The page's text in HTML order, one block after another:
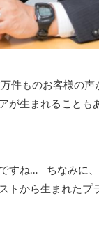
件ものお客様の
が生まれることも
すね… ちなみに、
トから生まれたプ